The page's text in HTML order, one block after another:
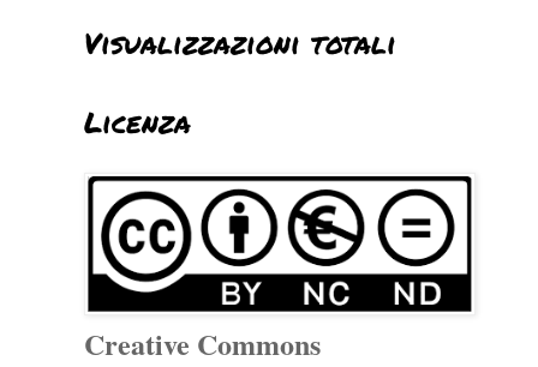
Visualizzazioni totali
Licenza
Creative Commons